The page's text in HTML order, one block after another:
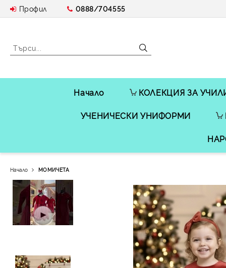
Профил 0888/704555
Начало КОЛЕКЦИЯ ЗА
УЧЕНИЧЕСКИ УНИФОРМИ
Начало МОМИЧЕТА